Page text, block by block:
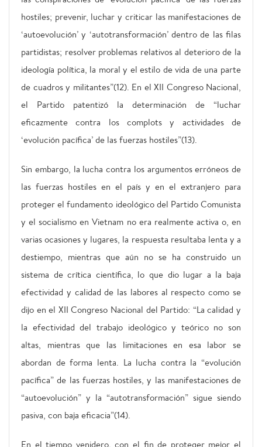
hostiles; prevenir, luchar y criticar las manifestaciones de
‘autoevolución’ y ‘autotransformación’ dentro de las filas
partidistas; resolver problemas relativos al deterioro de la
ideología política, la moral y el estilo de vida de una parte
de cuadros y militantes”(12). En el XII Congreso Nacional,
el Partido patentizó la determinación de “luchar
eficazmente contra los complots y actividades de
‘evolución pacífica’ de las fuerzas hostiles”(13).
Sin embargo, la lucha contra los argumentos erróneos de
las fuerzas hostiles en el país y en el extranjero para
proteger el fundamento ideológico del Partido Comunista
y el socialismo en Vietnam no era realmente activa o, en
varias ocasiones y lugares, la respuesta resultaba lenta y a
destiempo, mientras que aún no se ha construido un
sistema de crítica científica, lo que dio lugar a la baja
efectividad y calidad de las labores al respecto como se
dijo en el XII Congreso Nacional del Partido: “La calidad y
la efectividad del trabajo ideológico y teórico no son
altas, mientras que las limitaciones en esa labor se
abordan de forma lenta. La lucha contra la “evolución
pacífica” de las fuerzas hostiles, y las manifestaciones de
“autoevolución” y la “autotransformación” sigue siendo
pasiva, con baja eficacia”(14).
En el tiempo venidero, con el fin de proteger mejor el